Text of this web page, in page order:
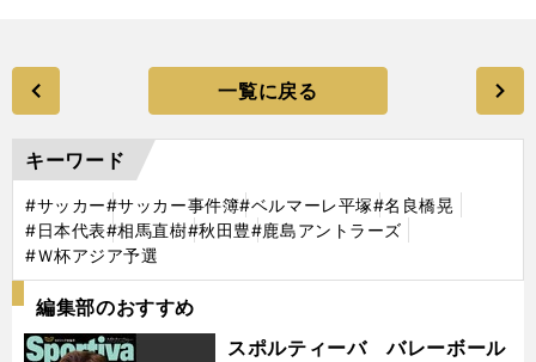
一覧に戻る
キーワード
#サッカー#サッカー事件簿#ベルマーレ平塚#名良橋晃
#日本代表#相馬直樹#秋田豊#鹿島アントラーズ
#Ｗ杯アジア予選
編集部のおすすめ
スポルティーバ バレーボール